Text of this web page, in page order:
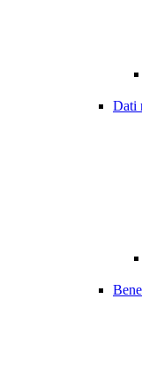
Dati